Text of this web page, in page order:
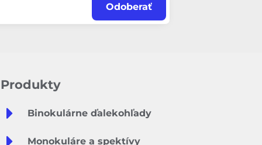
Odoberať
Produkty
Binokulárne ďalekohľady
Monokuláre a spektívy